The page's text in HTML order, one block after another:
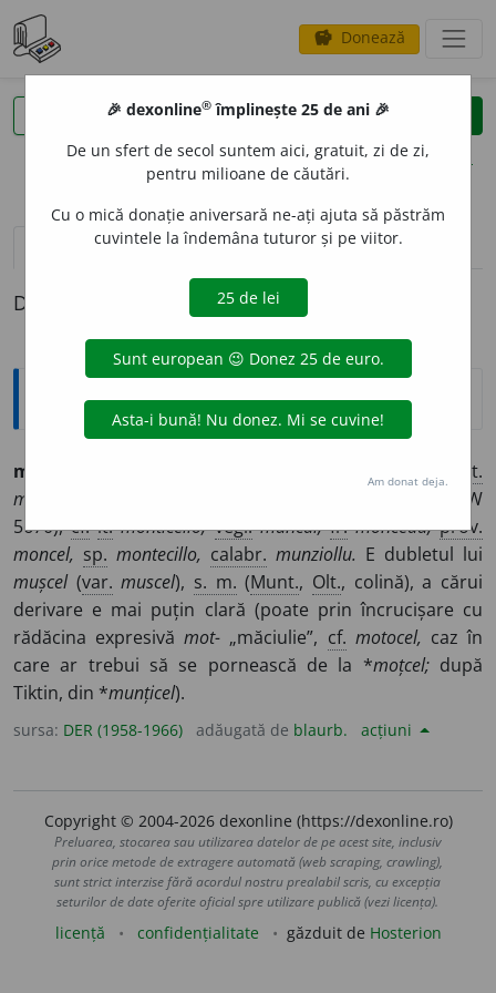
savings Donează
clear
opțiuni
definiții (1) pronunțievolume_up (1)
Definiția cu ID-ul 503445:
Etimologice
munc
Lat.
monticellus
(Pușcariu 1126; Candrea-Dens., 1170; REW
5670),cf. it. monticello, vegl. munčal, fr. monceau, prov.
moncel, sp. montecillo, calabr. munziollu. E dubletul lui
mușcel(var. muscel), s. m. (Munt., Olt., colină), a cărui
derivare e mai puțin clară (poate prin încrucișare cu
rădăcina expresivămot- „măciulie”, cf. motocel, caz în
care ar trebui să se pornească de la *moțcel;după
Tiktin, din *munțicel).
sursa: DER (1958-1966) adăugată de blaurb. acțiuni
Copyright © 2004-2026 dexonline (https://dexonline.ro)
Preluarea, stocarea sau utilizarea datelor de pe acest site, inclusiv
prin orice metode de extragere automată (web scraping, crawling),
sunt strict interzise fără acordul nostru prealabil scris, cu excepția
seturilor de date oferite oficial spre utilizare publică (vezi licența).
licență confidențialitate găzduit de Hosterion
🎉 dexonline® împlinește 25 de ani 🎉
De un sfert de secol suntem aici, gratuit, zi de zi,
pentru milioane de căutări.
Cu o mică donație aniversară ne-ați ajuta să păstrăm
cuvintele la îndemâna tuturor și pe viitor.
Am donat deja.